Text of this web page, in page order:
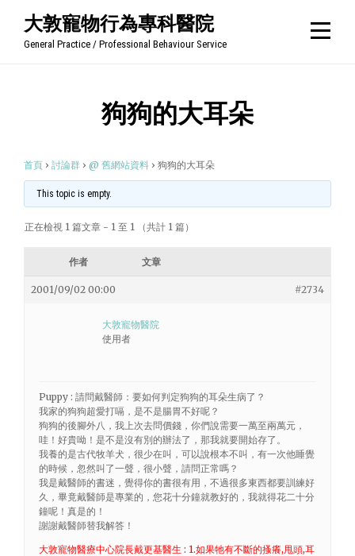
大敦寵物行為專科醫院
General Practice / Professional Behaviour Service
狗狗的大耳朵
首頁 › 討論群 › @ 舊網站資料 › 狗狗的大耳朵
This topic is empty.
正在檢視 1 篇文章 - 1 至 1 （共計 1 篇）
作者 文章
2001/09/02 00:00 #2734
大敦寵物醫院
使用者
Puppy : 請問戴醫師：要如何判定狗狗的耳朵生病了？
我家的狗狗超愛打嗝，是不是腸胃不好呢？
狗狗的後腳外八，我上次去問價錢，你們說需要一萬至兩萬元，
哇！好貴呦！是不是沒有別的辦法了，那我就要開始存了。
我養的是古代牧羊犬，很少在叫，可以說根本不叫，有一次他睡覺
的時候，忽然叫了一聲，很小聲，請問正常嗎？
我是戴醫師的書迷，覺得你的書很有用，不過很多東西都要訓練好
久，畢竟戴醫師是專業的，您花十分鐘就教好的，我就得花二十分
鐘呢！真是的！
謝謝戴醫師替我解答！
大敦寵物醫療中心院長戴更基醫生 : 1.如果牠有不斷的搔癢,甩頭,耳